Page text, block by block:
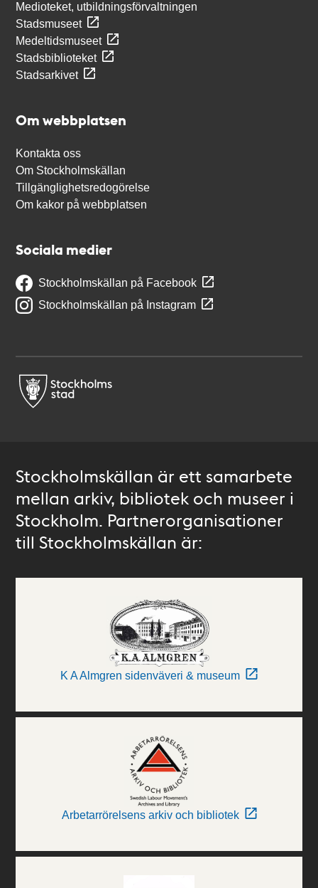
Medioteket, utbildningsförvaltningen
Stadsmuseet
Medeltidsmuseet
Stadsbiblioteket
Stadsarkivet
Om webbplatsen
Kontakta oss
Om Stockholmskällan
Tillgänglighetsredogörelse
Om kakor på webbplatsen
Sociala medier
Stockholmskällan på Facebook
Stockholmskällan på Instagram
Stockholmskällan är ett samarbete
mellan arkiv, bibliotek och museer i
Stockholm. Partnerorganisationer
till Stockholmskällan är:
K A Almgren sidenväveri & museum
Arbetarrörelsens arkiv och bibliotek